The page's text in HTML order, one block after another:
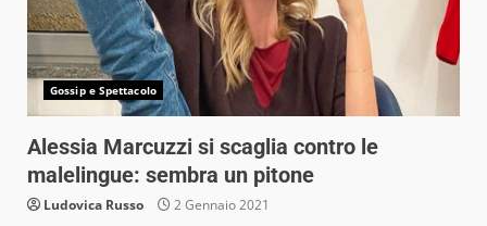
Gossip e Spettacolo
Alessia Marcuzzi si scaglia contro le
malelingue: sembra un pitone
Ludovica Russo 2 Gennaio 2021